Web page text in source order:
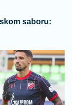
saboru: